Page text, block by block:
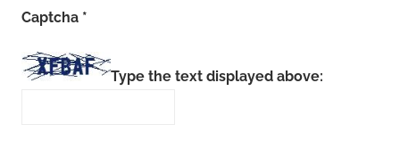
Captcha *
Type the text displayed above: